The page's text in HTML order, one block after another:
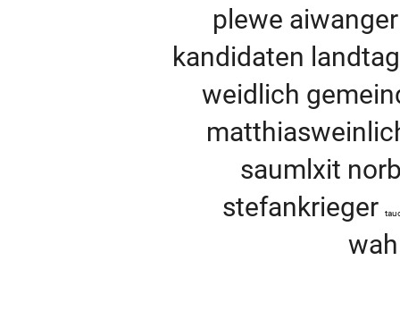
plewe
kandidaten
weidlich
saumlxit
stefankrieger